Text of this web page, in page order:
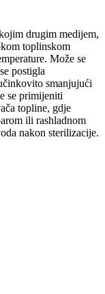
drugim medijem,
toplinskom
Može se
postigla
smanjujući
se primijeniti
topline, gdje
ili rashladnom
nakon sterilizacije.